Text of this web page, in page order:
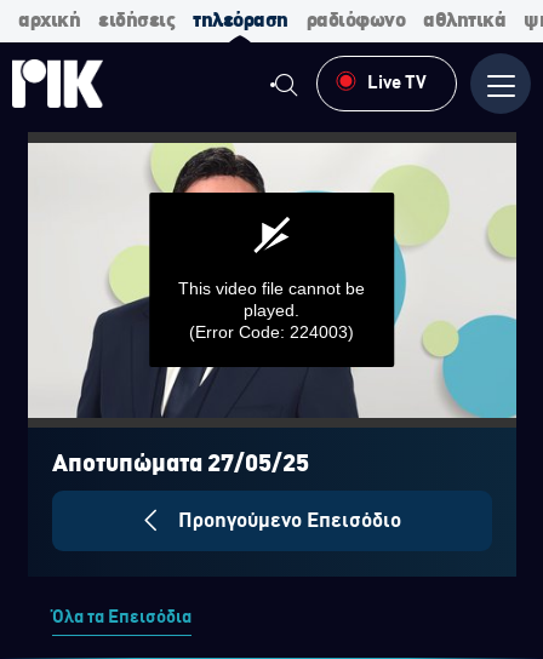
αρχική ειδήσεις τηλεόραση ραδιόφωνο αθλητικά
Live TV
0
seconds
seconds
This video file cannot be
played.
(Error Code: 224003)
Αποτυπώματα 27/05/25
Προηγούμενο Επεισόδιο
Όλα τα Επεισόδια